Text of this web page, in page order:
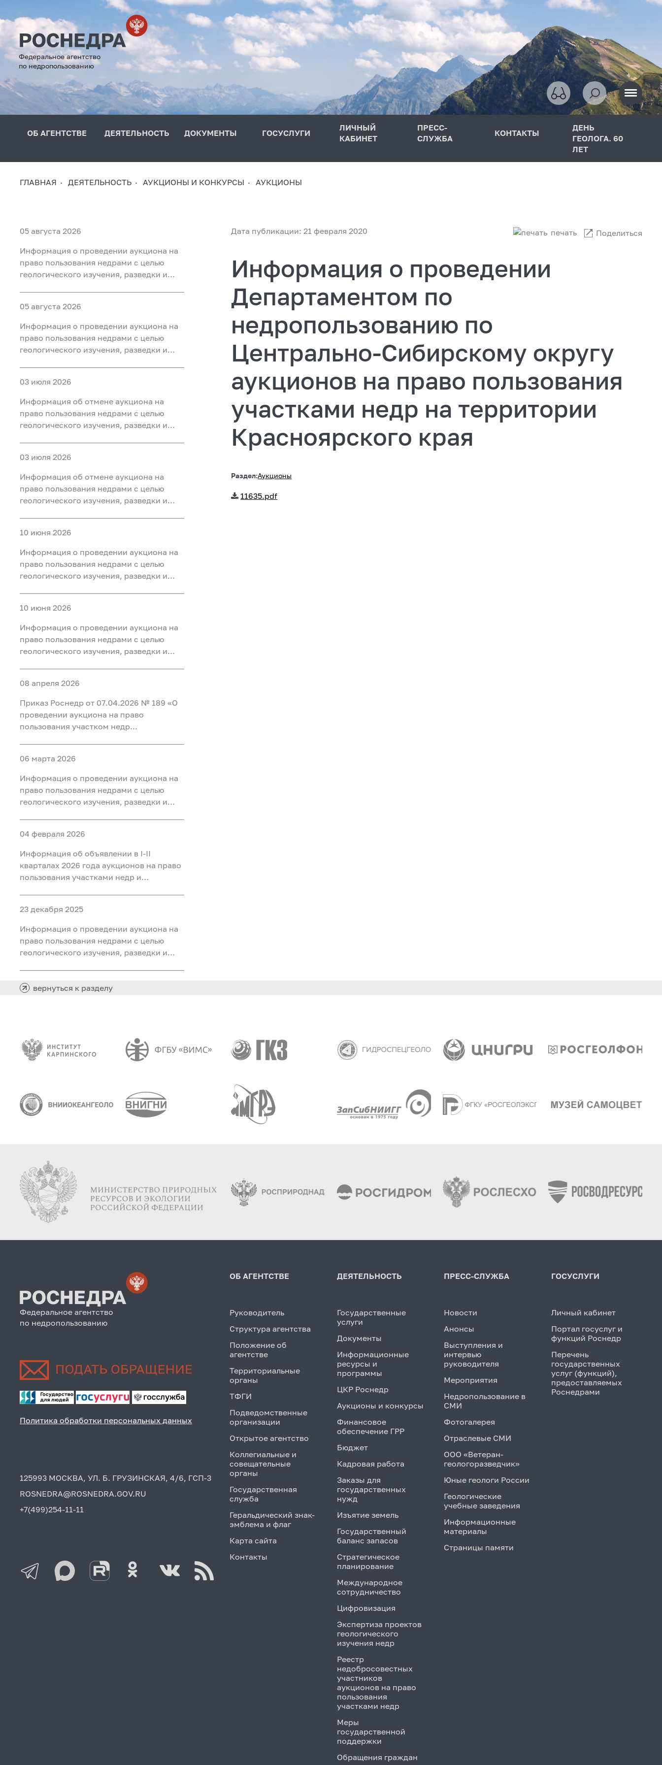
Федеральное агентство
по недропользованию
ОБ АГЕНТСТВЕ ДЕЯТЕЛЬНОСТЬ ДОКУМЕНТЫ ГОСУСЛУГИ
ЛИЧНЫЙ
КАБИНЕТ
ПРЕСС-
СЛУЖБА
КОНТАКТЫ
ДЕНЬ
ГЕОЛОГА. 60
ЛЕТ
ГЛАВНАЯ ДЕЯТЕЛЬНОСТЬ АУКЦИОНЫ И КОНКУРСЫ АУКЦИОНЫ
05 августа 2026
Информация о проведении аукциона на
право пользования недрами с целью
геологического изучения, разведки и
Салымский-3», расположенного на
территории Ханты-Мансийского района
Ханты-Мансийского автономного округа
- Югры
05 августа 2026
Информация о проведении аукциона на
право пользования недрами с целью
геологического изучения, разведки и
«Приразломный-3», расположенного на
территории Ханты-Мансийского района
Ханты-Мансийского автономного округа
- Югры
03 июля 2026
Информация об отмене аукциона на
право пользования недрами с целью
геологического изучения, разведки и
Тобольском, Ярковском районах
Тюменской области
03 июля 2026
Информация об отмене аукциона на
право пользования недрами с целью
геологического изучения, разведки и
Тобольском, Ярковском районах
Тюменской области и Кондинском
районе ХМАО-Югра
10 июня 2026
Информация о проведении аукциона на
право пользования недрами с целью
геологического изучения, разведки и
Тобольском, Ярковском районах
Тюменской области
10 июня 2026
Информация о проведении аукциона на
право пользования недрами с целью
геологического изучения, разведки и
Тобольском, Ярковском районах
Тюменской области и Кондинском
районе ХМАО-Югра
08 апреля 2026
Приказ Роснедр от 07.04.2026 № 189 «О
проведении аукциона на право
пользования участком недр
на территории Красноярского края, для
разведки и добычи полезных
ископаемых, в том числе добычи
полезных ископаемых и полезных
компонентов из отходов
недропользования, в том числе из
вскрышных и вмещающих горных пород,
недропользования, в том числе
вскрышных и вмещающих горных пород»
06 марта 2026
Информация о проведении аукциона на
право пользования недрами с целью
геологического изучения, разведки и
расположенного на территории Ханты-
Мансийского района Ханты-
Мансийского автономного округа - Югры
04 февраля 2026
Информация об объявлении в I-II
кварталах 2026 года аукционов на право
пользования участками недр и
23 декабря 2025
Информация о проведении аукциона на
право пользования недрами с целью
геологического изучения, разведки и
расположенного на территории
Дата публикации: 21 февраля 2020 печать Поделиться
Информация о проведении
Департаментом по
недропользованию по
Центрально-Сибирскому округу
аукционов на право пользования
участками недр на территории
Красноярского края
Раздел:Аукционы
11635.pdf
вернуться к разделу
Федеральное агентство
по недропользованию
Политика обработки персональных данных
125993 МОСКВА, УЛ. Б. ГРУЗИНСКАЯ, 4/6, ГСП-3
ROSNEDRA@ROSNEDRA.GOV.RU
+7(499)254-11-11
ОБ АГЕНТСТВЕ
Руководитель
Структура агентства
Положение об
агентстве
Территориальные
органы
ТФГИ
Подведомственные
организации
Открытое агентство
Коллегиальные и
совещательные
органы
Государственная
служба
Геральдический знак-
эмблема и флаг
Карта сайта
Контакты
ДЕЯТЕЛЬНОСТЬ
Государственные
услуги
Документы
Информационные
ресурсы и
программы
ЦКР Роснедр
Аукционы и конкурсы
Финансовое
обеспечение ГРР
Бюджет
Кадровая работа
Заказы для
государственных
нужд
Изъятие земель
Государственный
баланс запасов
Стратегическое
планирование
Международное
сотрудничество
Цифровизация
Экспертиза проектов
геологического
изучения недр
Реестр
недобросовестных
участников
аукционов на право
пользования
участками недр
Меры
государственной
поддержки
Обращения граждан
ПРЕСС-СЛУЖБА
Новости
Анонсы
Выступления и
интервью
руководителя
Мероприятия
Недропользование в
СМИ
Фотогалерея
Отраслевые СМИ
ООО «Ветеран-
геологоразведчик»
Юные геологи России
Геологические
учебные заведения
Информационные
материалы
Страницы памяти
ГОСУСЛУГИ
Личный кабинет
Портал госуслуг и
функций Роснедр
Перечень
государственных
услуг (функций),
предоставляемых
Роснедрами